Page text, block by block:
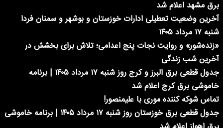
برق مشهد اعلام شد
آخرین وضعیت تعطیلی ادارات خوزستان و بوشهر و سمنان فردا
شنبه ۱۷ مرداد ۱۴۰۵
«زنده‌شور» و روایت نجات پنج اعدامی؛ تلاش برای بخشش در
آخرین شب زندگی
جدول قطعی برق البرز و کرج روز شنبه ۱۷ مرداد ۱۴۰۵ | برنامه
خاموشی برق کرج اعلام شد
تماس شوکه کننده موری با علیمنصور!
جدول قطعی برق خوزستان روز شنبه ۱۷ مرداد ۱۴۰۵ | برنامه خاموشی